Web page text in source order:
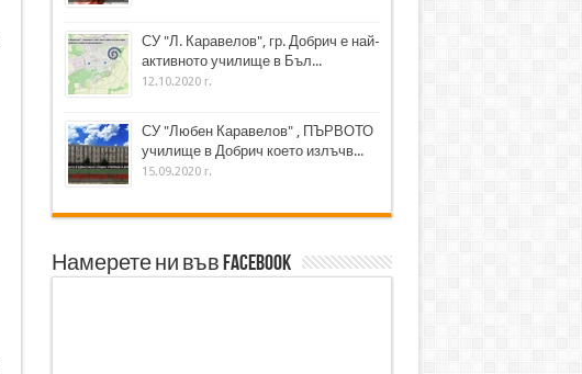
СУ "Л. Каравелов", гр. Добрич е най-
активното училище в Бъл...
12.10.2020 г.
СУ "Любен Каравелов" , ПЪРВОТО
училище в Добрич което излъчв...
15.09.2020 г.
Намерете ни във Facebook